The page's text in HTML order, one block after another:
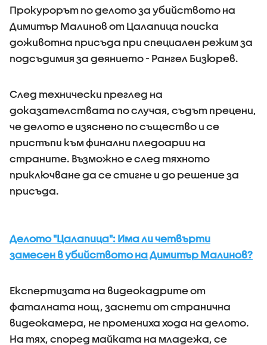
Прокурорът по делото за убийството на
Димитър Малинов от Цалапица поиска
доживотна присъда при специален режим за
подсъдимия за деянието - Рангел Бизюрев.
След технически преглед на
доказателствата по случая, съдът прецени,
че делото е изяснено по същество и се
пристъпи към финални пледоарии на
страните. Възможно е след тяхното
приключване да се стигне и до решение за
присъда.
Делото "Цалапица": Има ли четвърти
замесен в убийството на Димитър Малинов?
Експертизата на видеокадрите от
фаталната нощ, заснети от странична
видеокамера, не промениха хода на делото.
На тях, според майката на младежа, се